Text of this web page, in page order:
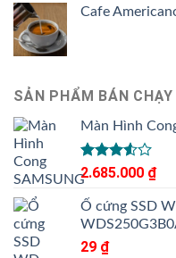
Cafe
SẢN PHẨM BÁN CHẠY
Màn Hình
Được
xếp
hạng
3.505
sao
2.685.000 ₫
Ổ cứng SSD
29 ₫